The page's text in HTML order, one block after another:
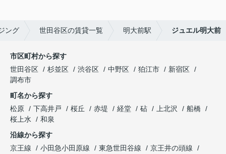
ング 世田谷区の賃貸一覧 明大前駅 ジュエル明大前
市区町村から探す
世田谷区
杉並区 渋谷区 中野区 狛江市
新宿区
調布市
町名から探す
松原
下高井戸 桜丘 赤堤 経堂 砧 上北沢
船橋
桜上水
和泉
沿線から探す
京王線
小田急小田原線 東急世田谷線
京王井の頭線